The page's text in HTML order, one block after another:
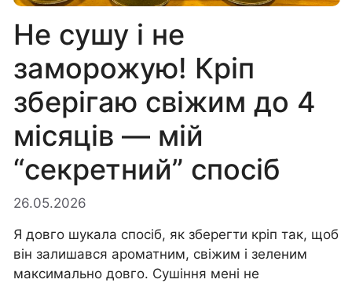
Не сушу і не
заморожую! Кріп
зберігаю свіжим до 4
місяців — мій
“секретний” спосіб
26.05.2026
Я довго шукала спосіб, як зберегти кріп так, щоб
він залишався ароматним, свіжим і зеленим
максимально довго. Сушіння мені не